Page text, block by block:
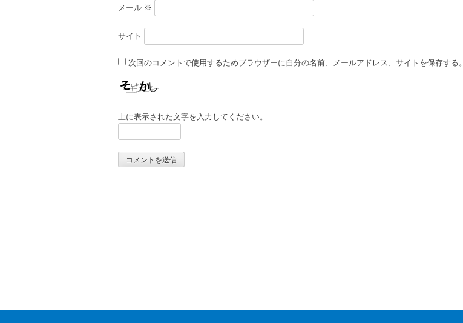
メール ※
サイト
次回のコメントで使用するためブラウザーに自分の名前、メールアドレス、サイトを保存する。
上に表示された文字を入力してください。